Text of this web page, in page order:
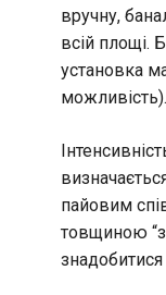
вручну,
всій площі.
установка
можливість).
пайовим
товщиною